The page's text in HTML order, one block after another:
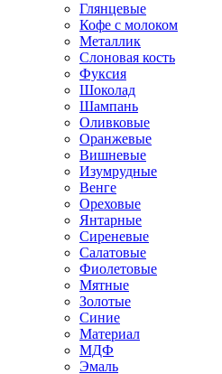
Глянцевые
Кофе с молоком
Металлик
Слоновая кость
Фуксия
Шоколад
Шампань
Оливковые
Оранжевые
Вишневые
Изумрудные
Венге
Ореховые
Янтарные
Сиреневые
Салатовые
Фиолетовые
Мятные
Золотые
Синие
Материал
МДФ
Эмаль